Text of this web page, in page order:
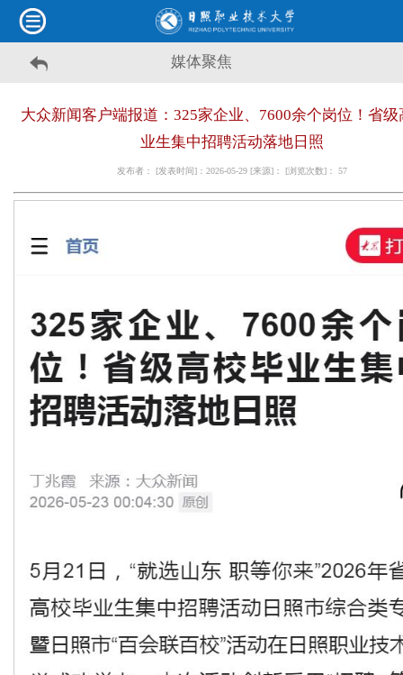
媒体聚焦
大众新闻客户端报道：325家企业、7600余个岗位！省级
业生集中招聘活动落地日照
发布者： [发表时间]：2026-05-29 [来源]： [浏览次数]： 57